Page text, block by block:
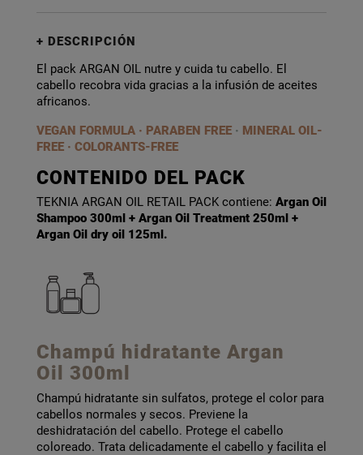
DESCRIPCIÓN
El pack ARGAN OIL nutre y cuida tu cabello. El
cabello recobra vida gracias a la infusión de aceites
africanos.
VEGAN FORMULA · PARABEN FREE · MINERAL OIL-
FREE · COLORANTS-FREE
CONTENIDO DEL PACK
TEKNIA ARGAN OIL RETAIL PACK contiene: Argan Oil
Shampoo 300ml + Argan Oil Treatment 250ml +
Argan Oil dry oil 125ml.
Champú hidratante Argan
Oil 300ml
Champú hidratante sin sulfatos, protege el color para
cabellos normales y secos. Previene la
deshidratación del cabello. Protege el cabello
coloreado. Trata delicadamente el cabello y facilita el